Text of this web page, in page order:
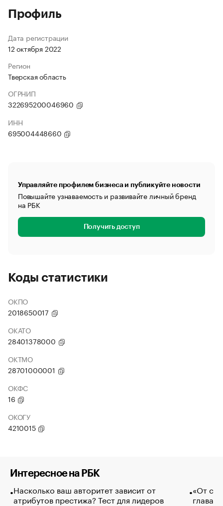
Профиль
Дата регистрации
12 октября 2022
Регион
Тверская область
ОГРНИП
322695200046960
ИНН
695004448660
Управляйте профилем бизнеса и публикуйте новости
Повышайте узнаваемость и развивайте личный бренд
на РБК
Получить доступ
Коды статистики
ОКПО
2018650017
ОКАТО
28401378000
ОКТМО
28701000001
ОКФС
16
ОКОГУ
4210015
Интересное на РБК
Насколько ваш авторитет зависит от
атрибутов престижа? Тест для лидеров
«От
глава